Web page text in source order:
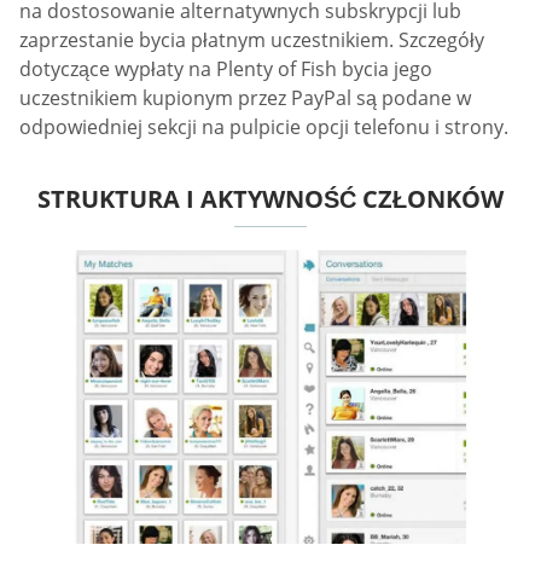
na dostosowanie alternatywnych subskrypcji lub
zaprzestanie bycia płatnym uczestnikiem. Szczegóły
dotyczące wypłaty na Plenty of Fish bycia jego
uczestnikiem kupionym przez PayPal są podane w
odpowiedniej sekcji na pulpicie opcji telefonu i strony.
STRUKTURA I AKTYWNOŚĆ CZŁONKÓW